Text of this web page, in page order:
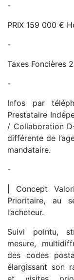
-
PRIX 159 000 €
-
Taxes Foncières
-
Infos par
Prestataire
/ Collaboration
différente de
mandataire.
-
| Concept
Prioritaire, au
l’acheteur.
Suivi pointu,
mesure,
des codes
élargissant son